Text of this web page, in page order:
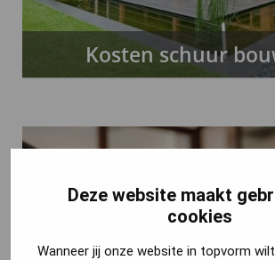
Deze website maakt
cookies
Wanneer jij onze website in topvorm
Kosten schuur